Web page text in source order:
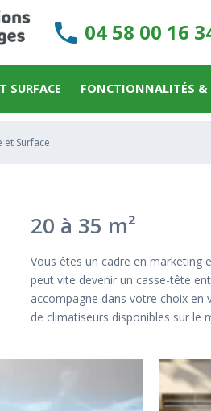
et Surface
20 à 35 m²
Vous êtes un cadre en marketing
peut vite devenir un casse-tête
accompagne dans votre choix en
de climatiseurs disponibles sur le
04 58 00 16
SURFACE FONCTIONNALITÉS &